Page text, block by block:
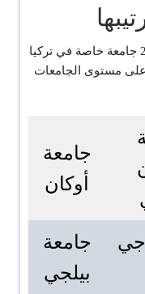
في هذا الجدول سنقوم بإدراج أفضل 25 جامعة خاصة في تركيا
مستوى الجامعات
جامعة
أوكان
جامعة
بيلجي